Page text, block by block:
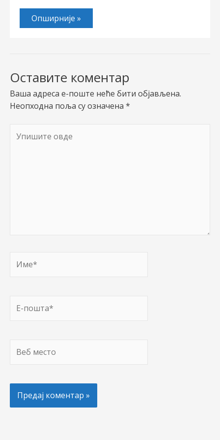
Опширније »
Оставите коментар
Ваша адреса е-поште неће бити објављена.
Неопходна поља су означена *
овде
пошта*
место